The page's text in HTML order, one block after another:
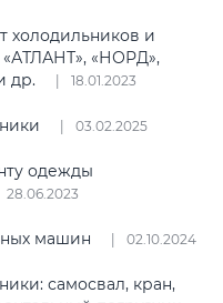
холодильников и
«НОРД»,
др.
18.01.2023
03.02.2025
одежды
28.06.2023
машин 02.10.2024
самосвал, кран,